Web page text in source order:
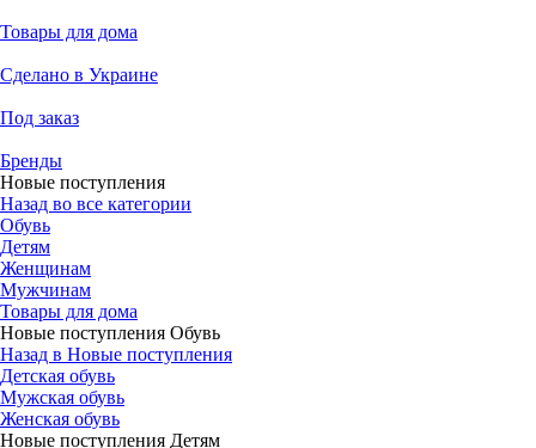
Товары для дома
Сделано в Украине
Под заказ
Бренды
Новые поступления
Назад во все категории
Обувь
Детям
Женщинам
Мужчинам
Товары для дома
Новые поступления Обувь
Назад в Новые поступления
Детская обувь
Мужская обувь
Женская обувь
Новые поступления Детям